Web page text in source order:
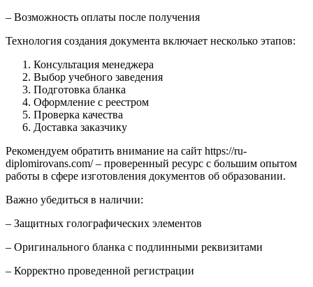
– Возможность оплаты после получения
Технология создания документа включает несколько этапов:
Консультация менеджера
Выбор учебного заведения
Подготовка бланка
Оформление с реестром
Проверка качества
Доставка заказчику
Рекомендуем обратить внимание на сайт https://ru-
diplomirovans.com/ – проверенный ресурс с большим опытом
работы в сфере изготовления документов об образовании.
Важно убедиться в наличии:
– Защитных голографических элементов
– Оригинального бланка с подлинными реквизитами
– Корректно проведенной регистрации